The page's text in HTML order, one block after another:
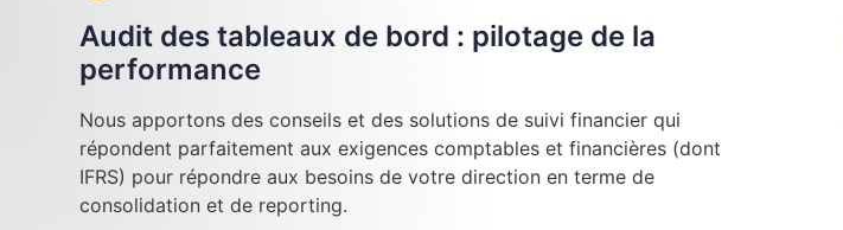
Audit des tableaux de bord : pilotage de la
performance
Nous apportons des conseils et des solutions de suivi financier qui
répondent parfaitement aux exigences comptables et financières (dont
IFRS) pour répondre aux besoins de votre direction en terme de
consolidation et de reporting.